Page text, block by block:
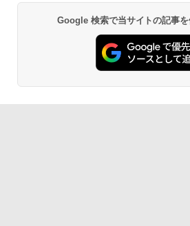
Google 検索で当サイトの記事